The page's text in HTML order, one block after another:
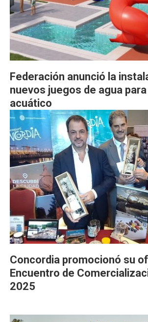
Federación anunció la
nuevos juegos de agua
acuático
Concordia promocionó su
Encuentro de
2025